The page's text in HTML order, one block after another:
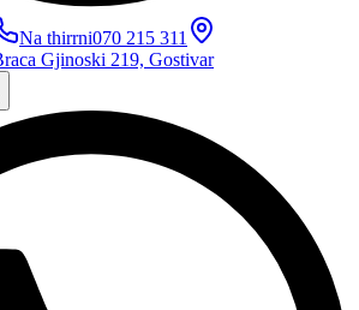
Na thirrni070 215 311
Gjinoski 219, Gostivar